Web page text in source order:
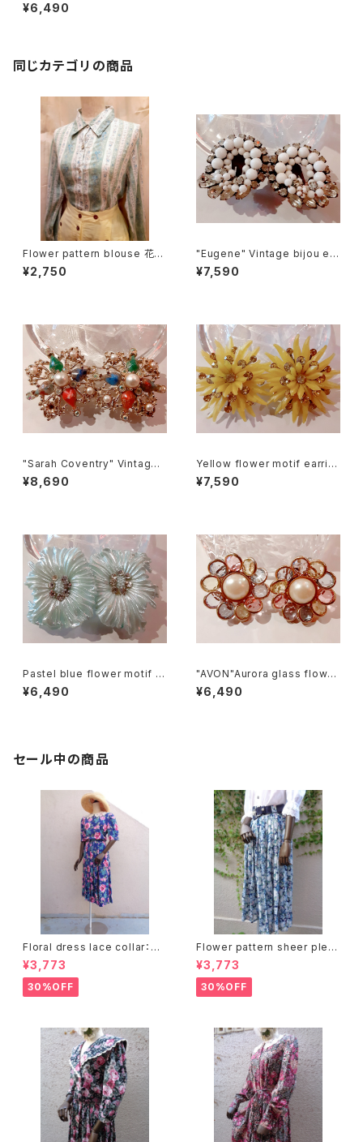
スタンドカラー ジャケット
¥6,490
同じカテゴリの商品
Flower pattern blouse 花柄
ブラウス
¥2,750
"Eugene" Vintage bijou ear
rings ユージーン ビジュー イ
ヤリング
¥7,590
"Sarah Coventry" Vintage
earrings サラ・コベントリー ヴ
ィンテージ イヤリング
¥8,690
Yellow flower motif earrin
gs イエロー フラワーモチーフ
イヤリング
¥7,590
Pastel blue flower motif e
arrings パステルブルー フラ
ワーモチーフ イヤリング
¥6,490
"AVON"Aurora glass flower
motif earrings オーロラガラ
ス フラワーモチーフ イヤリング
¥6,490
セール中の商品
Floral dress lace collar：花
柄ワンピース レース襟
¥3,773
30%OFF
Flower pattern sheer pleat
s skirt ベルト付き 花柄 シアー
プリーツ スカート
¥3,773
30%OFF